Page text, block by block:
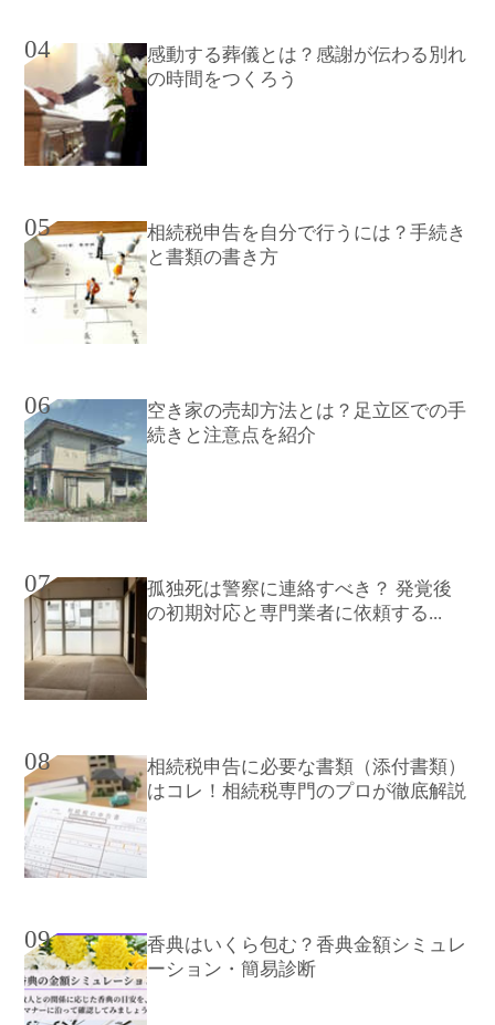
04
感動する葬儀とは？感謝が伝わる別れ
の時間をつくろう
05
相続税申告を自分で行うには？手続き
と書類の書き方
06
空き家の売却方法とは？足立区での手
続きと注意点を紹介
07
孤独死は警察に連絡すべき？ 発覚後
の初期対応と専門業者に依頼する...
08
相続税申告に必要な書類（添付書類）
はコレ！相続税専門のプロが徹底解説
09
香典はいくら包む？香典金額シミュレ
ーション・簡易診断